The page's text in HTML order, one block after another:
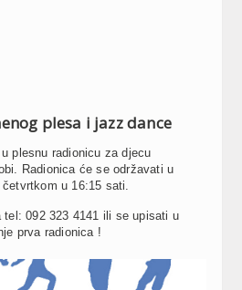
plesa i jazz dance
plesnu radionicu za djecu
Radionica će se održavati u
u 16:15 sati.
tel: 092 323 4141 ili se upisati u
prva radionica !